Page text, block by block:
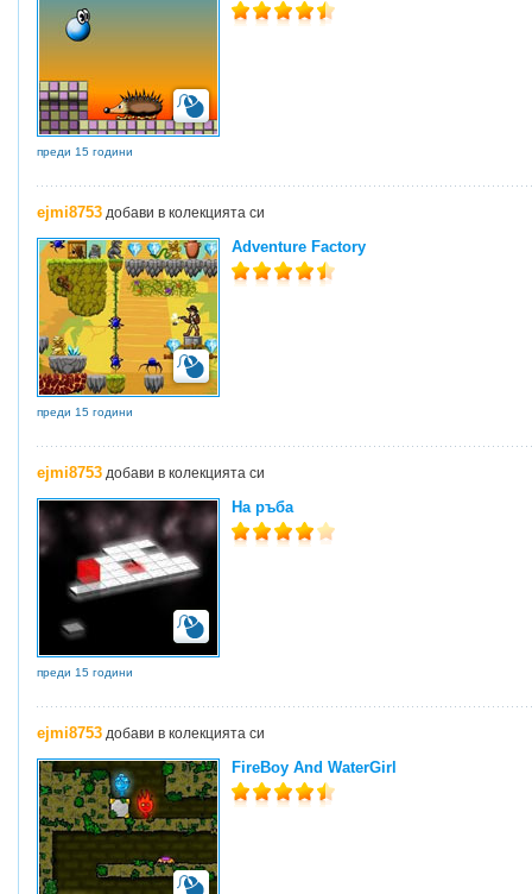
преди 15 години
ejmi8753 добави в колекцията си
Adventure Factory
преди 15 години
ejmi8753 добави в колекцията си
На ръба
преди 15 години
ejmi8753 добави в колекцията си
FireBoy And WaterGirl